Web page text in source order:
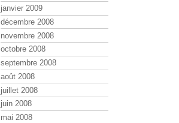
janvier 2009
décembre 2008
novembre 2008
octobre 2008
septembre 2008
août 2008
juillet 2008
juin 2008
mai 2008